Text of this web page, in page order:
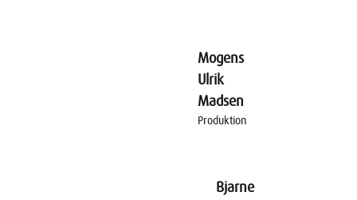
Mogens
Ulrik
Madsen
Produktion
Bjarne